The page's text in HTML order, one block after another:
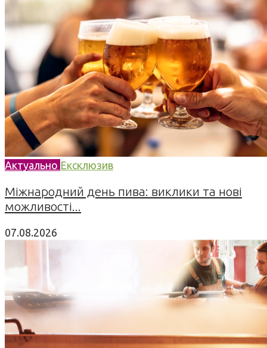
Актуально Ексклюзив
Міжнародний день пива: виклики та нові
можливості...
07.08.2026